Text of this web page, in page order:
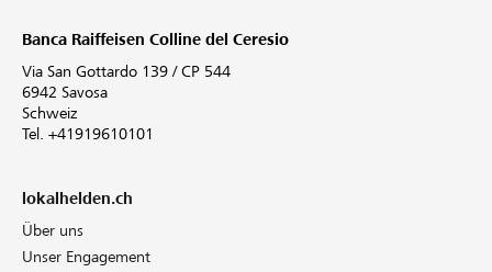
Banca Raiffeisen Colline del Ceresio
Via San Gottardo 139 / CP 544
6942 Savosa
Schweiz
Tel. +41919610101
lokalhelden.ch
Über uns
Unser Engagement